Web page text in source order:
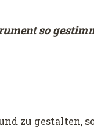
so
zu gestalten,